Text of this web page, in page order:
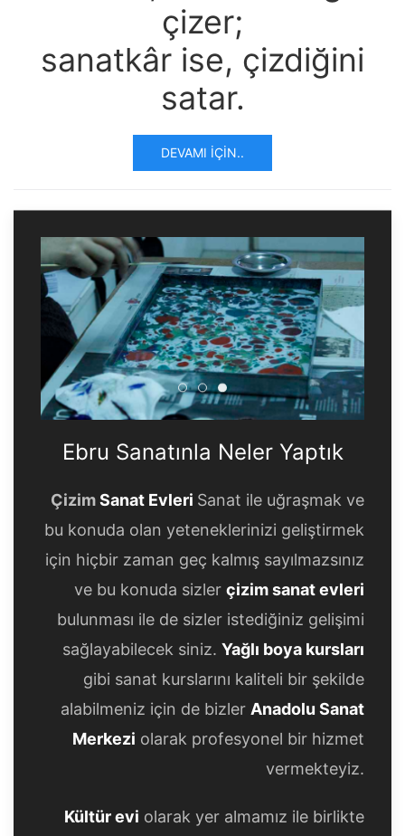
çizer;
sanatkâr ise, çizdiğini
satar.
DEVAMI İÇIN..
Ebru Sanatınla Neler Yaptık
Ebru Sanatınla Neler
Ebru Sanatınla Neler
Ebru Sanatınla Neler Yaptık
ÇizimSanat Evleri Sanat ile uğraşmak ve
bu konuda olan yeteneklerinizi geliştirmek
için hiçbir zaman geç kalmış sayılmazsınız
ve bu konuda sizler çizim sanat evleri
bulunması ile de sizler istediğiniz gelişimi
sağlayabilecek siniz. Yağlı boya kursları
gibi sanat kurslarını kaliteli bir şekilde
alabilmeniz için de bizler Anadolu Sanat
Merkezi olarak profesyonel bir hizmet
vermekteyiz.
Kültür evi olarak yer almamız ile birlikte